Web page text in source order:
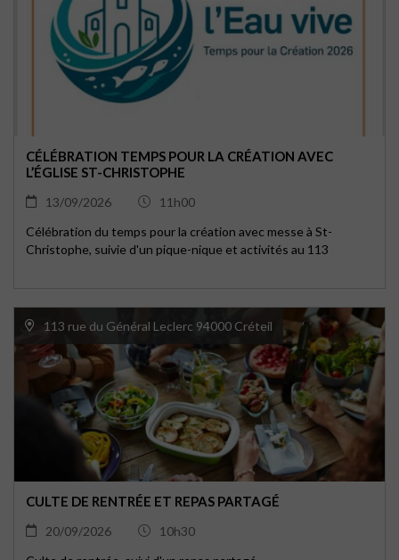
CÉLÉBRATION TEMPS POUR LA CRÉATION AVEC
L’ÉGLISE ST-CHRISTOPHE
13/09/2026
11h00
Célébration du temps pour la création avec messe à St-
Christophe, suivie d'un pique-nique et activités au 113
113 rue du Général Leclerc 94000 Créteil
CULTE DE RENTRÉE ET REPAS PARTAGÉ
20/09/2026
10h30